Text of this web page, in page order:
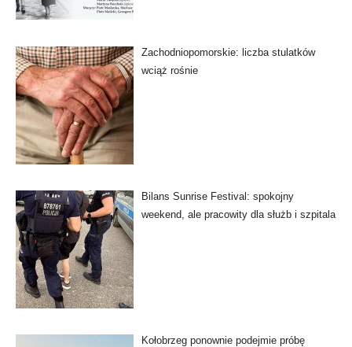
Zachodniopomorskie: liczba stulatków
wciąż rośnie
Bilans Sunrise Festival: spokojny
weekend, ale pracowity dla służb i szpitala
Kołobrzeg ponownie podejmie próbę